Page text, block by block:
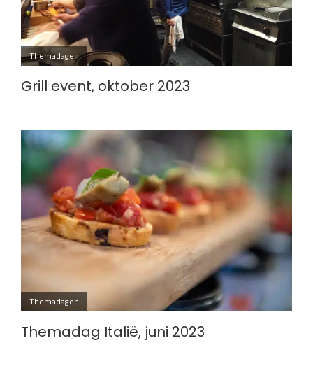
Themadagen
Grill event, oktober 2023
Themadagen
Themadag Italië, juni 2023